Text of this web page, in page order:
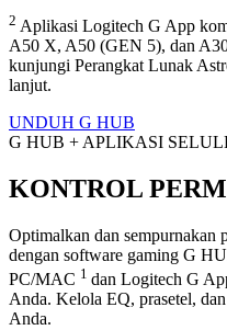
2 Aplikasi Logitech G App
A50 X, A50 (GEN 5), dan
kunjungi Perangkat Lunak
lanjut.
UNDUH G HUB
G HUB + APLIKASI
KONTROL
Optimalkan dan sempurnakan
dengan software gaming G
PC/MAC 1 dan Logitech G
Anda. Kelola EQ, prasetel,
Anda.